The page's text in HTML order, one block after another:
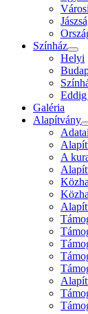
Városi
Színház
Helyi
Eddig
Galéria
Alapítvány
A